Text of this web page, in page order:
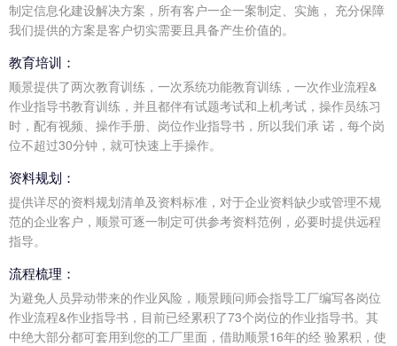
制定信息化建设解决方案，所有客户一企一案制定、实施， 充分保障
我们提供的方案是客户切实需要且具备产生价值的。
教育培训：
顺景提供了两次教育训练，一次系统功能教育训练，一次作业流程&
作业指导书教育训练，并且都伴有试题考试和上机考试，操作员练习
时，配有视频、操作手册、岗位作业指导书，所以我们承 诺，每个岗
位不超过30分钟，就可快速上手操作。
资料规划：
提供详尽的资料规划清单及资料标准，对于企业资料缺少或管理不规
范的企业客户，顺景可逐一制定可供参考资料范例，必要时提供远程
指导。
流程梳理：
为避免人员异动带来的作业风险，顺景顾问师会指导工厂编写各岗位
作业流程&作业指导书，目前已经累积了73个岗位的作业指导书。其
中绝大部分都可套用到您的工厂里面，借助顺景16年的经 验累积，使